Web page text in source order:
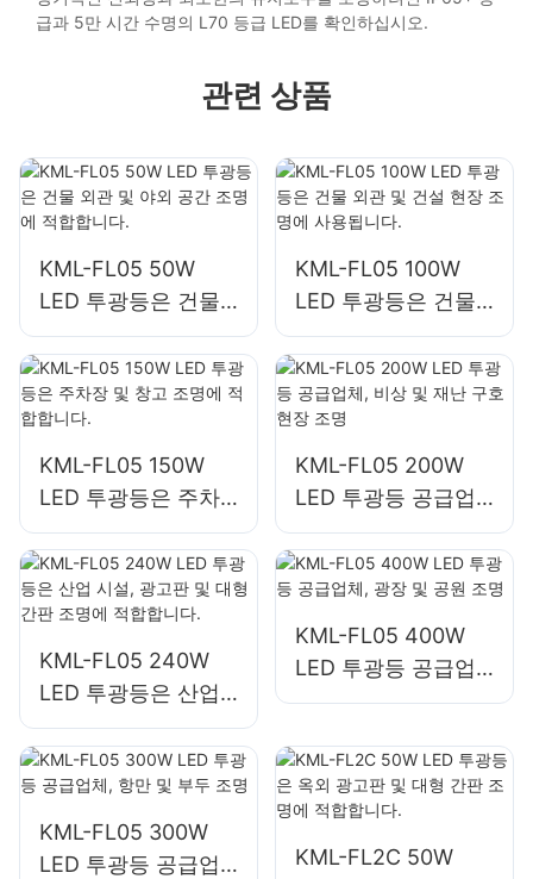
급과 5만 시간 수명의 L70 등급 LED를 확인하십시오.
관련 상품
KML-FL05 50W
LED 투광등은 건물
외관 및 야외 공간 조
명에 적합합니다.
KML-FL05 100W
LED 투광등은 건물
외관 및 건설 현장 조
명에 사용됩니다.
KML-FL05 150W
LED 투광등은 주차
장 및 창고 조명에 적
합합니다.
KML-FL05 200W
LED 투광등 공급업
체, 비상 및 재난 구
호 현장 조명
KML-FL05 240W
LED 투광등은 산업
시설, 광고판 및 대형
간판 조명에 적합합
니다.
KML-FL05 400W
LED 투광등 공급업
체, 광장 및 공원 조
KML-FL05 300W
LED 투광등 공급업
KML-FL2C 50W